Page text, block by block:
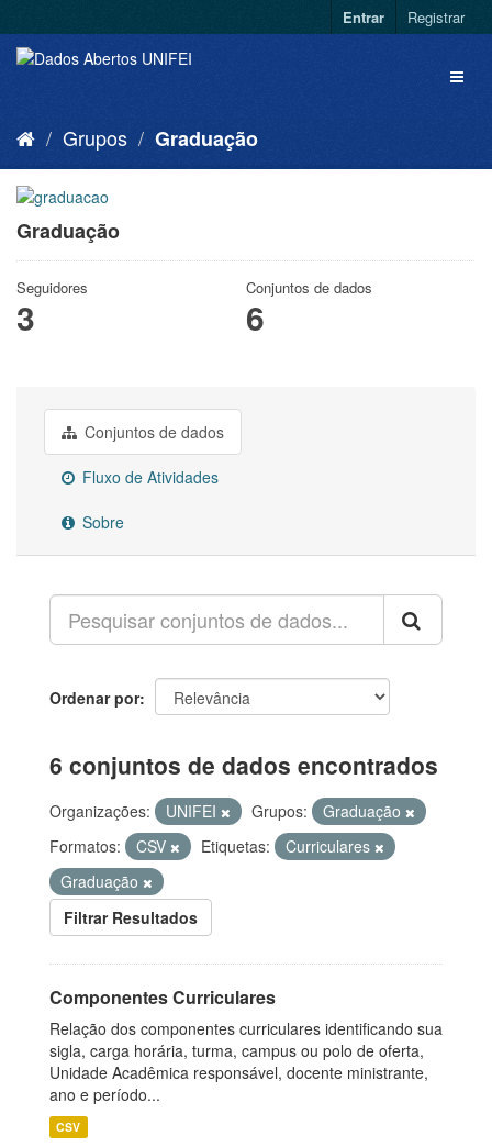
Entrar Registrar
Grupos Graduação
Graduação
Seguidores
3
Conjuntos de dados
6
Conjuntos de dados
Fluxo de Atividades
Sobre
Ordenar por
6 conjuntos de dados encontrados
Organizações: UNIFEI Grupos:
Graduação
Formatos:
CSV Etiquetas:
Curriculares
Graduação
Filtrar Resultados
Componentes Curriculares
Relação dos componentes curriculares identificando sua
sigla, carga horária, turma, campus ou polo de oferta,
Unidade Acadêmica responsável, docente ministrante,
ano e período...
CSV